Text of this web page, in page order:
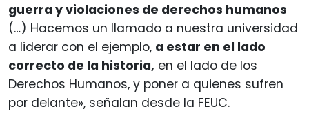
guerra y violaciones de derechos humanos
(…) Hacemos un llamado a nuestra universidad
a liderar con el ejemplo, a estar en el lado
correcto de la historia, en el lado de los
Derechos Humanos, y poner a quienes sufren
por delante», señalan desde la FEUC.